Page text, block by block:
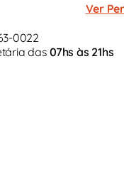
Ver
0022
das07hs às 21hs